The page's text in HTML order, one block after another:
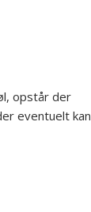
opstår der
eventuelt kan